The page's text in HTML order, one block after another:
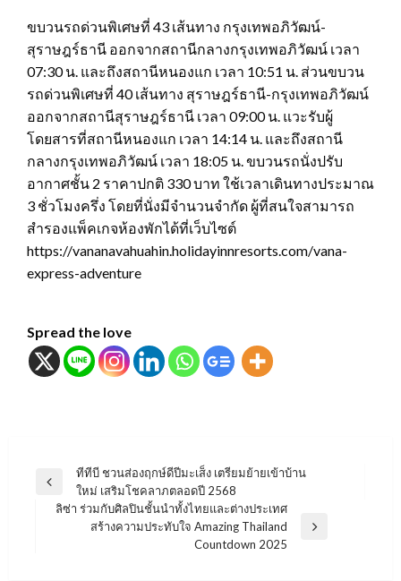
ขบวนรถด่วนพิเศษที่ 43 เส้นทาง กรุงเทพอภิวัฒน์-
สุราษฎร์ธานี ออกจากสถานีกลางกรุงเทพอภิวัฒน์ เวลา
07:30 น. และถึงสถานีหนองแก เวลา 10:51 น. ส่วนขบวน
รถด่วนพิเศษที่ 40 เส้นทาง สุราษฎร์ธานี-กรุงเทพอภิวัฒน์
ออกจากสถานีสุราษฎร์ธานี เวลา 09:00 น. แวะรับผู้
โดยสารที่สถานีหนองแก เวลา 14:14 น. และถึงสถานี
กลางกรุงเทพอภิวัฒน์ เวลา 18:05 น. ขบวนรถนั่งปรับ
อากาศชั้น 2 ราคาปกติ 330 บาท ใช้เวลาเดินทางประมาณ
3 ชั่วโมงครึ่ง โดยที่นั่งมีจำนวนจำกัด ผู้ที่สนใจสามารถ
สำรองแพ็คเกจห้องพักได้ที่เว็บไซต์
https://vananavahuahin.holidayinnresorts.com/vana-
express-adventure
Spread the love
แนะแนว
เรื่อง
Previous
Post
ทีทีบี ชวนส่องฤกษ์ดีปีมะเส็ง เตรียมย้ายเข้าบ้าน
ใหม่ เสริมโชคลาภตลอดปี 2568
ลิซ่า ร่วมกับศิลปินชั้นนำทั้งไทยและต่างประเทศ
สร้างความประทับใจ Amazing Thailand
Countdown 2025